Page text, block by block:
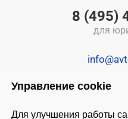
Управление cookie
Для улучшения работы
8 (495)
для